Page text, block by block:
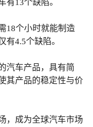
有13个缺陷。
18个小时就能制造
有4.5个缺陷。
汽车产品，具有简
其产品的稳定性与价
，成为全球汽车市场